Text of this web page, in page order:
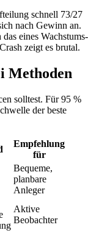
schnell 73/27
nach Gewinn an.
eines Wachstums-
zeigt es brutal.
Methoden
solltest. Für 95 %
der beste
Empfehlung
für
Bequeme,
planbare
Anleger
Aktive
Beobachter